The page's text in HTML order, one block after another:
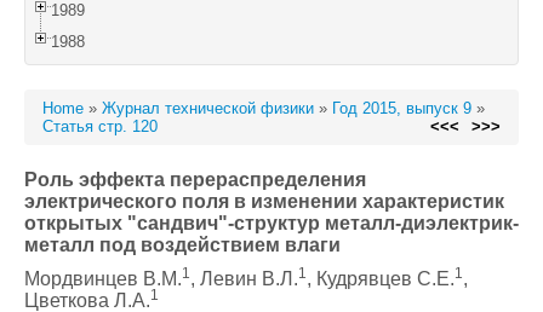
1989
1988
Home » Журнал технической физики » Год 2015, выпуск 9 »
Статья стр. 120
<<< >>>
Роль эффекта перераспределения
электрического поля в изменении характеристик
открытых "сандвич"-структур металл-диэлектрик-
металл под воздействием влаги
Мордвинцев В.М.1, Левин В.Л.1, Кудрявцев С.Е.1,
Цветкова Л.А.1